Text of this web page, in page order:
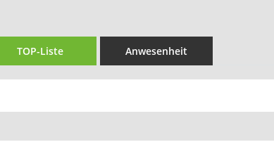
TOP-Liste Anwesenheit